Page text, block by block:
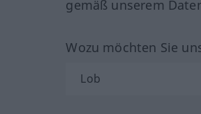
gemäß unserem
Wozu möchten Sie